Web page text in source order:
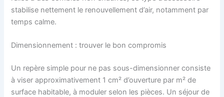
stabilise nettement le renouvellement d’air, notamment par
temps calme.
Dimensionnement : trouver le bon compromis
Un repère simple pour ne pas sous-dimensionner consiste
à viser approximativement 1 cm² d’ouverture par m² de
surface habitable, à moduler selon les pièces. Un séjour de